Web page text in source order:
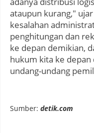
ataupun kurang,"
kesalahan
penghitungan dan
ke depan demikian,
hukum kita ke
undang-undang
Sumber: detik.com